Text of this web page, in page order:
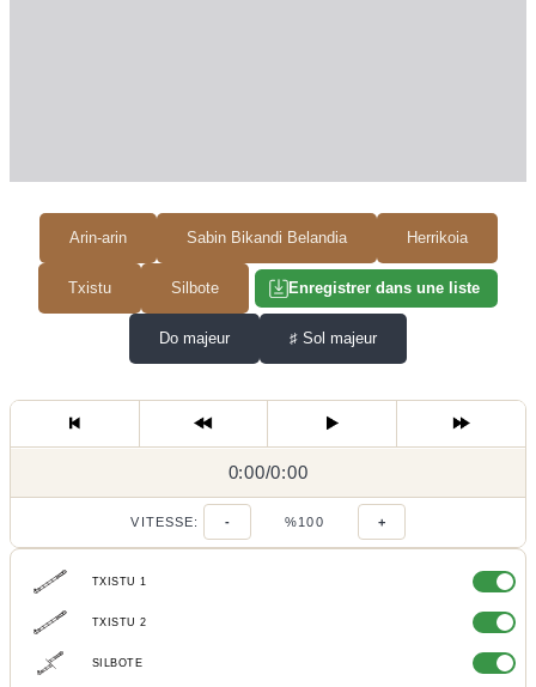
Arin-arin Sabin Bikandi Belandia Herrikoia
Txistu Silbote Enregistrer dans une liste
Do majeur ♯ Sol majeur
0:00/
0:00/0:00
VITESSE: - %100 +
TXISTU 1
TXISTU 2
SILBOTE